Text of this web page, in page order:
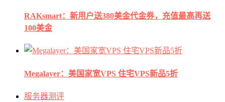
RAKsmart：新用户送380美金代金券，充值最高再送
100美金
Megalayer：美国家宽VPS 住宅VPS新品5折
服务器测评